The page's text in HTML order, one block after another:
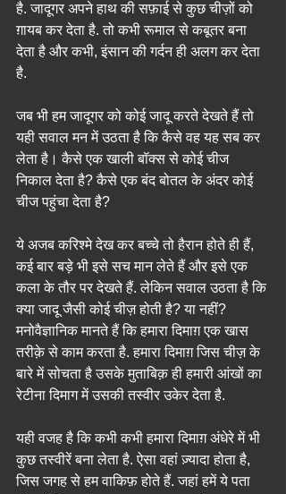
है. जादूगर अपने हाथ की सफ़ाई से कुछ चीज़ों को
ग़ायब कर देता है. तो कभी रूमाल से कबूतर बना
देता है और कभी, इंसान की गर्दन ही अलग कर देता
है.
जब भी हम जादूगर को कोई जादू करते देखते हैं तो
यही सवाल मन में उठता है कि कैसे वह यह सब कर
लेता है। कैसे एक खाली बॉक्स से कोई चीज
निकाल देता है? कैसे एक बंद बोतल के अंदर कोई
चीज पहुंचा देता है?
ये अजब करिश्मे देख कर बच्चे तो हैरान होते ही हैं,
कई बार बड़े भी इसे सच मान लेते हैं और इसे एक
कला के तौर पर देखते हैं. लेकिन सवाल उठता है कि
क्या जादू जैसी कोई चीज़ होती है? या नहीं?
मनोवैज्ञानिक मानते हैं कि हमारा दिमाग़ एक खास
तरीक़े से काम करता है. हमारा दिमाग़ जिस चीज़ के
बारे में सोचता है उसके मुताबिक़ ही हमारी आंखों का
रेटीना दिमाग में उसकी तस्वीर उकेर देता है.
यही वजह है कि कभी कभी हमारा दिमाग़ अंधेरे में भी
कुछ तस्वीरें बना लेता है. ऐसा वहां ज़्यादा होता है,
जिस जगह से हम वाकिफ़ होते हैं. जहां हमें ये पता